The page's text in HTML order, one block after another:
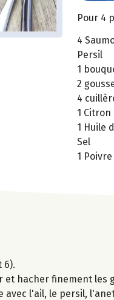
Pour 4
4
Persil
1
2
4
1 Citron
1 Huile
Sel
1 Poivre
6).
hacher finement les
avec l'ail, le persil,